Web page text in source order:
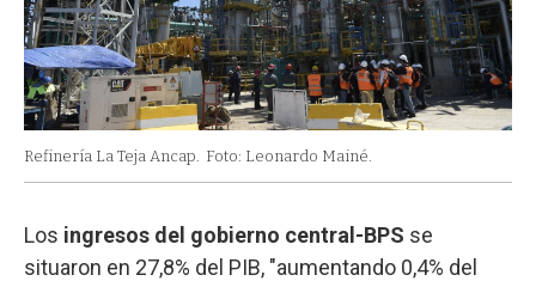
Refinería La Teja Ancap. Foto: Leonardo Mainé.
Los ingresos del gobierno central-BPS se
situaron en 27,8% del PIB, "aumentando 0,4% del